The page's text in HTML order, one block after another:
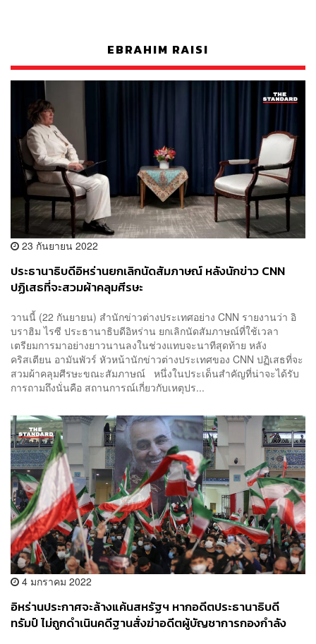
EBRAHIM RAISI
23 กันยายน 2022
ประธานาธิบดีอิหร่านยกเลิกนัดสัมภาษณ์ หลังนักข่าว CNN
ปฏิเสธที่จะสวมผ้าคลุมศีรษะ
วานนี้ (22 กันยายน) สำนักข่าวต่างประเทศอย่าง CNN รายงานว่า อิ
บราฮิม ไรซี ประธานาธิบดีอิหร่าน ยกเลิกนัดสัมภาษณ์ที่ใช้เวลา
เตรียมการมาอย่างยาวนานลงในช่วงแทบจะนาทีสุดท้าย หลัง
คริสเตียน อามันพัวร์ หัวหน้านักข่าวต่างประเทศของ CNN ปฏิเสธที่จะ
สวมผ้าคลุมศีรษะขณะสัมภาษณ์ หนึ่งในประเด็นสำคัญที่น่าจะได้รับ
การถามถึงนั่นคือ สถานการณ์เกี่ยวกับเหตุปร...
4 มกราคม 2022
อิหร่านประกาศจะล้างแค้นสหรัฐฯ หากอดีตประธานาธิบดี
ทรัมป์ ไม่ถูกดำเนินคดีฐานสั่งฆ่าอดีตผู้บัญชาการกองกำลัง